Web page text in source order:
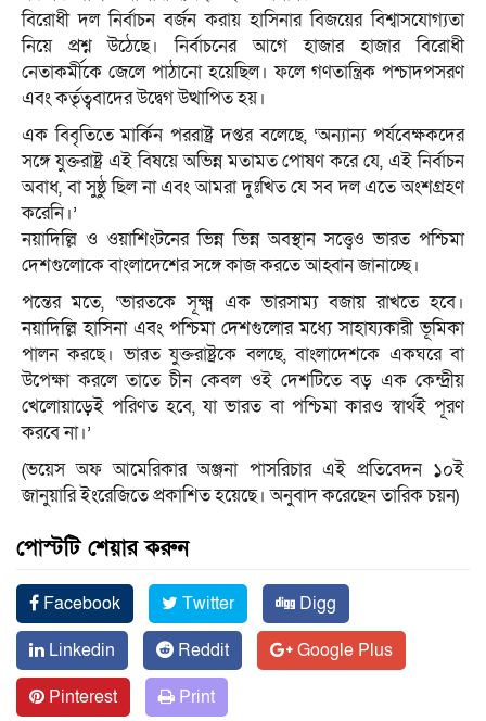
বিরোধী দল নির্বাচন বর্জন করায় হাসিনার বিজয়ের বিশ্বাসযোগ্যতা
নিয়ে প্রশ্ন উঠেছে। নির্বাচনের আগে হাজার হাজার বিরোধী
নেতাকর্মীকে জেলে পাঠানো হয়েছিল। ফলে গণতান্ত্রিক পশ্চাদপসরণ
এবং কর্তৃত্ববাদের উদ্বেগ উত্থাপিত হয়।
এক বিবৃতিতে মার্কিন পররাষ্ট্র দপ্তর বলেছে, ‘অন্যান্য পর্যবেক্ষকদের
সঙ্গে যুক্তরাষ্ট্র এই বিষয়ে অভিন্ন মতামত পোষণ করে যে, এই নির্বাচন
অবাধ, বা সুষ্ঠু ছিল না এবং আমরা দুঃখিত যে সব দল এতে অংশগ্রহণ
করেনি।’
নয়াদিল্লি ও ওয়াশিংটনের ভিন্ন ভিন্ন অবস্থান সত্ত্বেও ভারত পশ্চিমা
দেশগুলোকে বাংলাদেশের সঙ্গে কাজ করতে আহ্বান জানাচ্ছে।
পন্তের মতে, ‘ভারতকে সূক্ষ্ম এক ভারসাম্য বজায় রাখতে হবে।
নয়াদিল্লি হাসিনা এবং পশ্চিমা দেশগুলোর মধ্যে সাহায্যকারী ভূমিকা
পালন করছে। ভারত যুক্তরাষ্ট্রকে বলছে, বাংলাদেশকে একঘরে বা
উপেক্ষা করলে তাতে চীন কেবল ওই দেশটিতে বড় এক কেন্দ্রীয়
খেলোয়াড়েই পরিণত হবে, যা ভারত বা পশ্চিমা কারও স্বার্থই পূরণ
করবে না।’
(ভয়েস অফ আমেরিকার অঞ্জনা পাসরিচার এই প্রতিবেদন ১০ই
জানুয়ারি ইংরেজিতে প্রকাশিত হয়েছে। অনুবাদ করেছেন তারিক চয়ন)
পোস্টটি শেয়ার করুন
Facebook Twitter
Digg
Linkedin
Reddit
Google Plus
Pinterest
Print